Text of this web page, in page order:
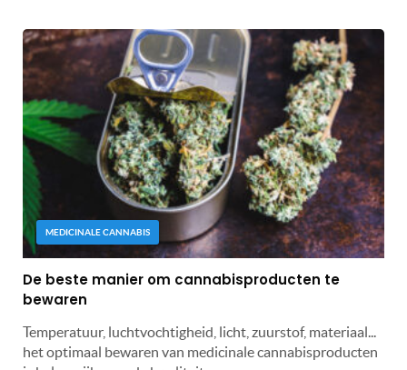
MEDICINALE CANNABIS
De beste manier om cannabisproducten te
bewaren
Temperatuur, luchtvochtigheid, licht, zuurstof, materiaal...
het optimaal bewaren van medicinale cannabisproducten